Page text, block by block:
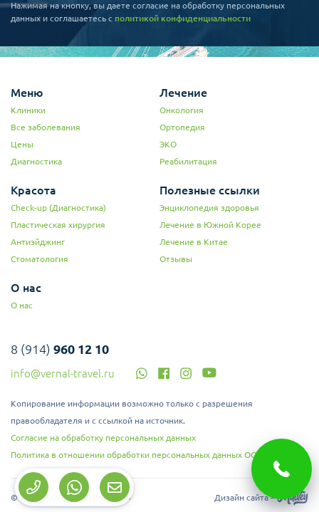
Нажимая на кнопку, вы даете согласие на обработку персональных
данных и соглашаетесь c политикой конфиденциальности
Меню
Клиники
Все заболевания
Цены
Диагностика
Лечение
Онкология
Ортопедия
ЭКО
Реабилитация
Красота
Check-up (Диагностика)
Пластическая хирургия
Антиэйджинг
Стоматология
Полезные ссылки
Энциклопедия здоровья
Лечение в Южной Корее
Лечение в Китае
Отзывы
О нас
О нас
8 (914) 960 12 10
info@vernal-travel.ru
Копирование информации возможно только с разрешения
правообладателя и с ссылкой на источник.
Согласие на обработку персональных данных
Политика в отношении обработки персональных данных ООО "Верналь"
© 2008-2026, ООО «Верналь» Дизайн сайта –